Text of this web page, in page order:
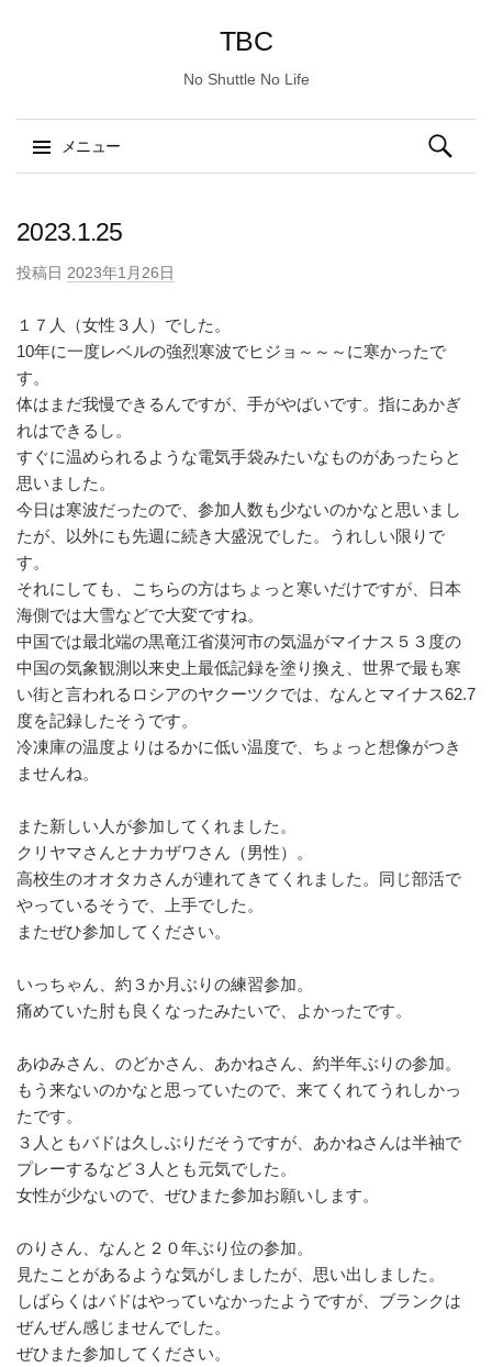
TBC
No Shuttle No Life
メニュー
ン
ン
へ
ス
キ
ッ
プ
検
索:
2023.1.25
投稿日 2023年1月26日
１７人（女性３人）でした。
10年に一度レベルの強烈寒波でヒジョ～～～に寒かったで
す。
体はまだ我慢できるんですが、手がやばいです。指にあかぎ
れはできるし。
すぐに温められるような電気手袋みたいなものがあったらと
思いました。
今日は寒波だったので、参加人数も少ないのかなと思いまし
たが、以外にも先週に続き大盛況でした。うれしい限りで
す。
それにしても、こちらの方はちょっと寒いだけですが、日本
海側では大雪などで大変ですね。
中国では最北端の黒竜江省漠河市の気温がマイナス５３度の
中国の気象観測以来史上最低記録を塗り換え、世界で最も寒
い街と言われるロシアのヤクーツクでは、なんとマイナス62.7
度を記録したそうです。
冷凍庫の温度よりはるかに低い温度で、ちょっと想像がつき
ませんね。
また新しい人が参加してくれました。
クリヤマさんとナカザワさん（男性）。
高校生のオオタカさんが連れてきてくれました。同じ部活で
やっているそうで、上手でした。
またぜひ参加してください。
いっちゃん、約３か月ぶりの練習参加。
痛めていた肘も良くなったみたいで、よかったです。
あゆみさん、のどかさん、あかねさん、約半年ぶりの参加。
もう来ないのかなと思っていたので、来てくれてうれしかっ
たです。
３人ともバドは久しぶりだそうですが、あかねさんは半袖で
プレーするなど３人とも元気でした。
女性が少ないので、ぜひまた参加お願いします。
のりさん、なんと２０年ぶり位の参加。
見たことがあるような気がしましたが、思い出しました。
しばらくはバドはやっていなかったようですが、ブランクは
ぜんぜん感じませんでした。
ぜひまた参加してください。